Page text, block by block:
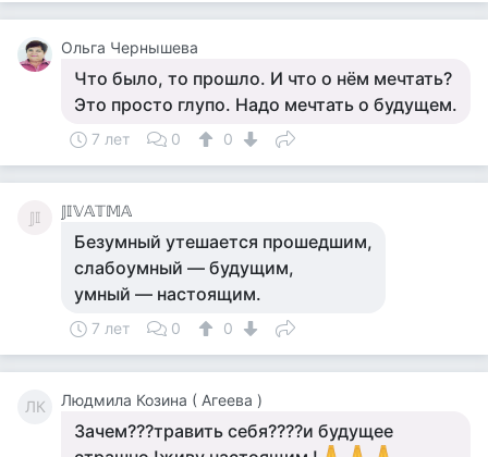
Ольга Чернышева
Что было, то прошло. И что о нём мечтать?
Это просто глупо. Надо мечтать о будущем.
7 лет 0 0
𝕁𝕀 𝕁𝕀𝕍𝔸𝕋𝕄𝔸
Безумный утешается прошедшим,
слабоумный — будущим,
умный — настоящим.
7 лет 0 0
ЛК Людмила Козина ( Агеева )
Зачем???травить себя????и будущее